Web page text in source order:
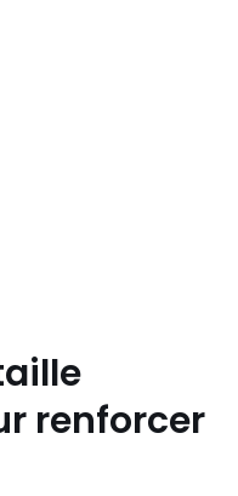
renforcer